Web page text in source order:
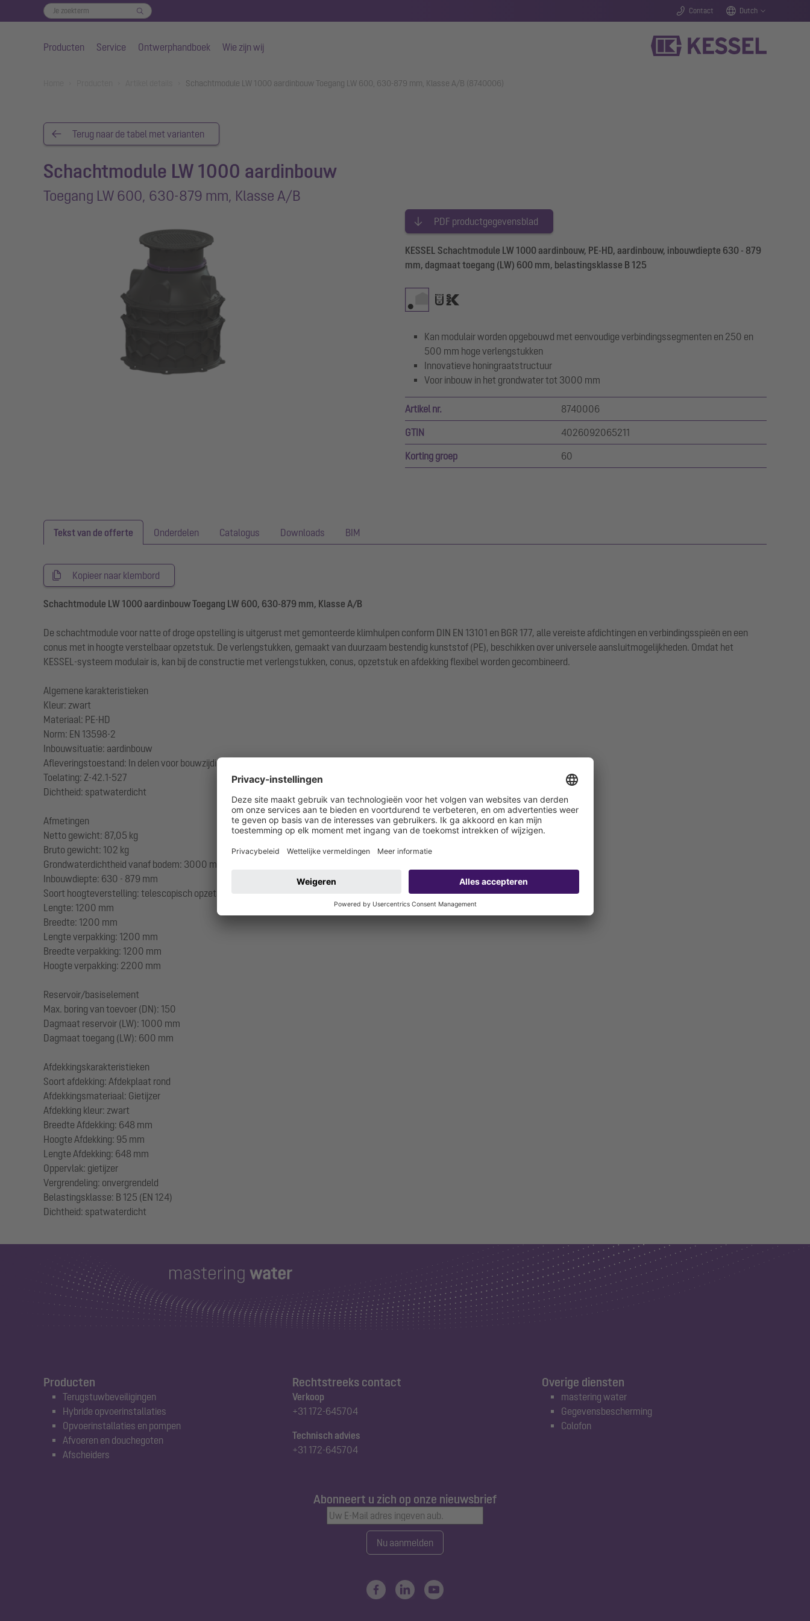
Contact Dutch
Producten Service Ontwerphandboek Wie zijn wij
Schachtmodule LW 1000 aardinbouw Toegang LW 600, 630-879 mm, Klasse A/B (8740006)
Terug naar de tabel met varianten
Schachtmodule LW 1000 aardinbouw
Toegang LW 600, 630-879 mm, Klasse A/B
PDF productgegevensblad
KESSEL Schachtmodule LW 1000 aardinbouw, PE-HD, aardinbouw, inbouwdiepte 630 - 879
mm, dagmaat toegang (LW) 600 mm, belastingsklasse B 125
Kan modulair worden opgebouwd met eenvoudige verbindingssegmenten en 250 en
500 mm hoge verlengstukken
Innovatieve honingraatstructuur
Voor inbouw in het grondwater tot 3000 mm
Artikel nr. 8740006
GTIN 4026092065211
Korting groep 60
Tekst van de offerte Onderdelen Catalogus Downloads BIM
Kopieer naar klembord
Schachtmodule LW 1000 aardinbouw Toegang LW 600, 630-879 mm, Klasse A/B
De schachtmodule voor natte of droge opstelling is uitgerust met gemonteerde klimhulpen conform DIN EN 13101 en BGR 177, alle vereiste afdichtingen en verbindingsspieën en een
conus met in hoogte verstelbaar opzetstuk. De verlengstukken, gemaakt van duurzaam bestendig kunststof (PE), beschikken over universele aansluitmogelijkheden. Omdat het
KESSEL-systeem modulair is, kan bij de constructie met verlengstukken, conus, opzetstuk en afdekking flexibel worden gecombineerd.
Algemene karakteristieken
Kleur: zwart
Materiaal: PE-HD
Norm: EN 13598-2
Inbouwsituatie: aardinbouw
Afleveringstoestand: In delen voor bouwzijdige montage (klimhulpen zijn voorgemonteerd)
Toelating: Z-42.1-527
Dichtheid: spatwaterdicht
Afmetingen
Netto gewicht: 87,05 kg
Bruto gewicht: 102 kg
Grondwaterdichtheid vanaf bodem: 3000 mm
Inbouwdiepte: 630 - 879 mm
Soort hoogteverstelling: telescopisch opzetstuk
Lengte: 1200 mm
Breedte: 1200 mm
Lengte verpakking: 1200 mm
Breedte verpakking: 1200 mm
Hoogte verpakking: 2200 mm
Reservoir/basiselement
Max. boring van toevoer (DN): 150
Dagmaat reservoir (LW): 1000 mm
Dagmaat toegang (LW): 600 mm
Afdekkingskarakteristieken
Soort afdekking: Afdekplaat rond
Afdekkingsmateriaal: Gietijzer
Afdekking kleur: zwart
Breedte Afdekking: 648 mm
Hoogte Afdekking: 95 mm
Lengte Afdekking: 648 mm
Oppervlak: gietijzer
Vergrendeling: onvergrendeld
Belastingsklasse: B 125 (EN 124)
Producten
Terugstuwbeveiligingen
Hybride opvoerinstallaties
Opvoerinstallaties en pompen
Afvoeren en douchegoten
Afscheiders
Rechtstreeks contact
Verkoop
+31 172-645704
Technisch advies
+31 172-645704
Abonneert u zich op onze nieuwsbrief
Nu aanmelden
Overige diensten
mastering water
Gegevensbescherming
Colofon